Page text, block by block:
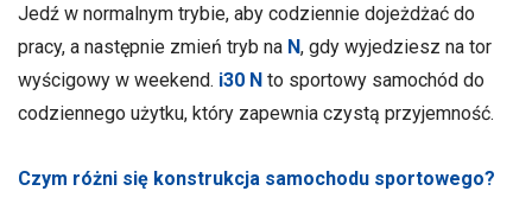
Jedź w normalnym trybie, aby codziennie dojeżdżać do
pracy, a następnie zmień tryb na N, gdy wyjedziesz na tor
wyścigowy w weekend. i30 N to sportowy samochód do
codziennego użytku, który zapewnia czystą przyjemność.
Czym różni się konstrukcja samochodu sportowego?